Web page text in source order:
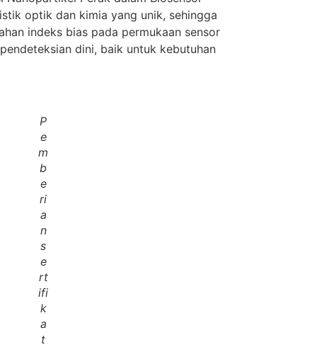
optik dan kimia yang unik, sehingga
indeks bias pada permukaan sensor
dini, baik untuk kebutuhan
P
e
m
b
e
ri
a
n
s
e
rt
ifi
k
a
t